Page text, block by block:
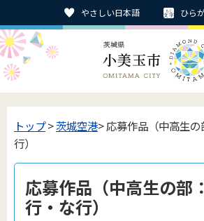
やさしい日本語 ひら
トップ>茨城空港> 応募作品（中高生
行）
応募作品（中高生の部
行・な行）